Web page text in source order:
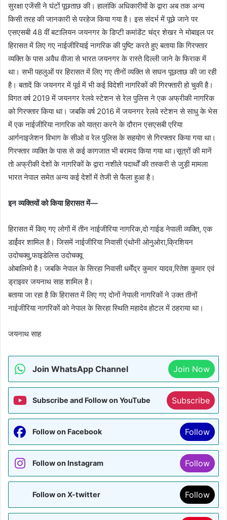
सुरक्षा एजेंसी ने घंटों पूछताछ की। हालांकि अधिकारीयों के द्वारा अब तक अन्य
किसी तरह की जानकारी से परहेज किया गया है। इस संदर्भ में पूछे जाने पर
एसएसबी 48 वीं बटालियन जयनगर के डिप्टी कमांडेंट चंद्र शेखर ने मोबाइल पर
हिरासत में लिए गए नाईजीरियाई नागरिक की पुष्टि करते हुए बताया कि गिरफ्तार
व्यक्ति के पास अवैध वीजा से भारत जयनगर के रास्ते दिल्ली जाने के फिराक में
था। सभी पहलुओं पर हिरासत में लिए गए तीनों व्यक्ति से सघन पूछताछ की जा रही
है। बतादें कि जयनगर में पूर्व में भी कई विदेशी नागरिकों की गिरफ्तारी हो चुकी है।
विगत वर्ष 2019 में जयनगर रेलवे स्टेशन से रेल पुलिस ने एक अफ्रीकी नागरिक
को गिरफ्तार किया था। जबकि वर्ष 2016 में जयनगर रेलवे स्टेशन से साधु के भेस
में एक नाईजीरिया नागरिक को यात्रा करने के दौरान एसएसबी एरिया
आर्गनाइजेशन विभाग के सीओ व रेल पुलिस के सहयोग से गिरफ्तार किया गया था।
गिरफ्तार व्यक्ति के पास से कई कागजात भी बरामद किया गया था।सूत्रों की मानें
तो अफ्रीकी देशों के नागरिकों के द्वारा नशीले पदार्थों की तस्करी से जुड़ी मामला
भारत नेपाल समेत अन्य कई देशों में तेजी से फैला हुआ है।
इन व्यक्तियों को किया हिरासत में—
हिरासत में किए गए लोगों में तीन नाईजीरिया नागरिक,दो गाईड नेपाली व्यक्ति, एक
डार्ईवर शामिल है। जिसमें नाईजीरिया निवासी एंथोनी ओनुओरा,क्रिशियन
उदोचक्वु,फाइडेलिस उदोचक्वू
ओबालिमो है। जबकि नेपाल के सिरहा निवासी धर्मेंद्र कुमार यादव,रितेश कुमार एवं
ड्राइवर जयनाथ साह शामिल है।
बताया जा रहा है कि हिरासत में लिए गए दोनों नेपाली नागरिकों ने उक्त तीनों
नाईजीरिया नागरिकों को नेपाल के सिरहा स्थिति महादेव होटल में ठहराया था।
जयनाथ साह
Join WhatsApp Channel Join Now
Subscribe and Follow on YouTube Subscribe
Follow on Facebook Follow
Follow on Instagram Follow
Follow on X-twitter Follow